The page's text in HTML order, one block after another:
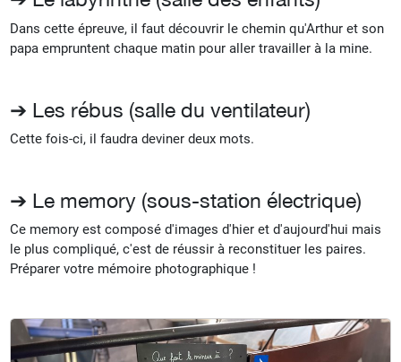
Dans cette épreuve, il faut découvrir le chemin qu'Arthur et son
papa empruntent chaque matin pour aller travailler à la mine.
➔ Les rébus (salle du ventilateur)
Cette fois-ci, il faudra deviner deux mots.
➔ Le memory (sous-station électrique)
Ce memory est composé d'images d'hier et d'aujourd'hui mais
le plus compliqué, c'est de réussir à reconstituer les paires.
Préparer votre mémoire photographique !